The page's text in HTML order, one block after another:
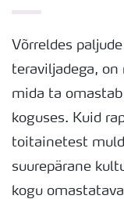
Rapsi
Keskkonnahoid
Võrreldes
teraviljadega,
mida ta
koguses. Kuid
toitainetest
suurepärane
kogu